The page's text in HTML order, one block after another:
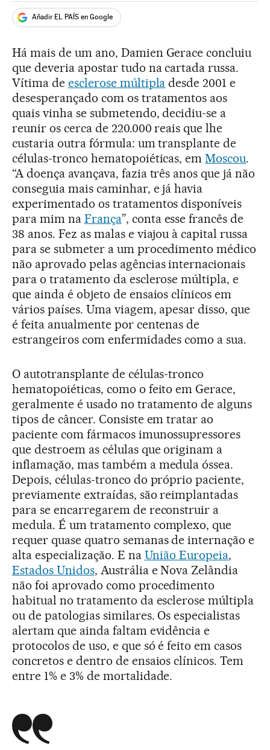
Añadir EL PAÍS en Google
Há mais de um ano, Damien Gerace concluiu
que deveria apostar tudo na cartada russa.
Vítima de esclerose múltipla desde 2001 e
desesperançado com os tratamentos aos
quais vinha se submetendo, decidiu-se a
reunir os cerca de 220.000 reais que lhe
custaria outra fórmula: um transplante de
células-tronco hematopoiéticas, emMoscou.
“A doença avançava, fazia três anos que já não
conseguia mais caminhar, e já havia
experimentado os tratamentos disponíveis
para mim na França”, conta esse francês de
38 anos. Fez as malas e viajou à capital russa
para se submeter a um procedimento médico
não aprovado pelas agências internacionais
para o tratamento da esclerose múltipla, e
que ainda é objeto de ensaios clínicos em
vários países. Uma viagem, apesar disso, que
é feita anualmente por centenas de
estrangeiros com enfermidades como a sua.
O autotransplante de células-tronco
hematopoiéticas, como o feito em Gerace,
geralmente é usado no tratamento de alguns
tipos de câncer. Consiste em tratar ao
paciente com fármacos imunossupressores
que destroem as células que originam a
inflamação, mas também a medula óssea.
Depois, células-tronco do próprio paciente,
previamente extraídas, são reimplantadas
para se encarregarem de reconstruir a
medula. É um tratamento complexo, que
requer quase quatro semanas de internação e
alta especialização. E na União Europeia,
Estados Unidos, Austrália e Nova Zelândia
não foi aprovado como procedimento
habitual no tratamento da esclerose múltipla
ou de patologias similares. Os especialistas
alertam que ainda faltam evidência e
protocolos de uso, e que só é feito em casos
concretos e dentro de ensaios clínicos. Tem
entre 1% e 3% de mortalidade.